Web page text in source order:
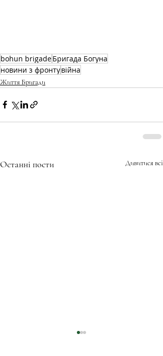
bohun brigadeБригада Богуна
новини з фронтувійна
Життя Бригади
Останні пости Дивитися всі